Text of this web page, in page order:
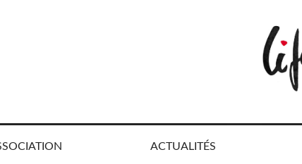
ACTUALITÉS